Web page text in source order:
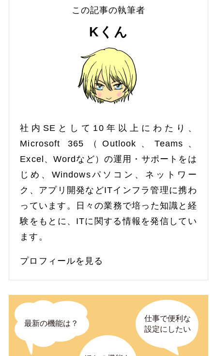
この記事の執筆者
Kくん
社内SEとして10年以上にわたり、
Microsoft 365（Outlook、Teams、
Excel、Wordなど）の運用・サポートをは
じめ、Windowsパソコン、ネットワー
ク、アプリ開発などITインフラ管理に携わ
っています。日々の業務で培った知識と経
験をもとに、ITに関する情報を発信してい
ます。
プロフィールを見る